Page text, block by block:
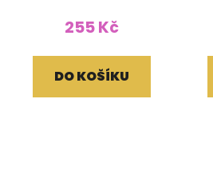
255 Kč
DO KOŠÍKU